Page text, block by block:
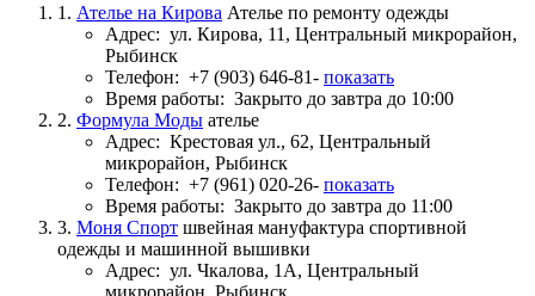
1. Ателье на Кирова Ателье по ремонту одежды
Адрес: ул. Кирова, 11, Центральный микрорайон,
Рыбинск
Телефон: +7 (903) 646-81- показать
Время работы: Закрыто до завтра до 10:00
2. Формула Моды ателье
Адрес: Крестовая ул., 62, Центральный
микрорайон, Рыбинск
Телефон: +7 (961) 020-26- показать
Время работы: Закрыто до завтра до 11:00
3. Моня Спорт швейная мануфактура спортивной
одежды и машинной вышивки
Адрес: ул. Чкалова, 1А, Центральный
микрорайон, Рыбинск